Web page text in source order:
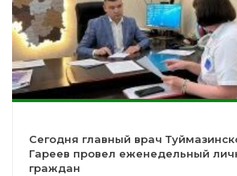
Сегодня главный врач
Гареев провел еженедельный
граждан